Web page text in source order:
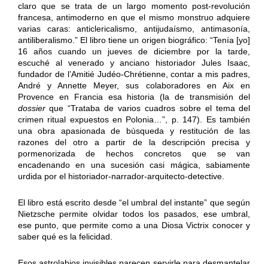
claro que se trata de un largo momento post-revolución
francesa, antimoderno en que el mismo monstruo adquiere
varias caras: anticlericalismo, antijudaísmo, antimasonía,
antiliberalismo.” El libro tiene un origen biográfico: “Tenía [yo]
16 años cuando un jueves de diciembre por la tarde,
escuché al venerado y anciano historiador Jules Isaac,
fundador de l’Amitié Judéo-Chrétienne, contar a mis padres,
André y Annette Meyer, sus colaboradores en Aix en
Provence en Francia esa historia (la de transmisión del
dossierque “Trataba de varios cuadros sobre el tema del
crimen ritual expuestos en Polonia…”, p. 147). Es también
una obra apasionada de búsqueda y restitución de las
razones del otro a partir de la descripción precisa y
pormenorizada de hechos concretos que se van
encadenando en una sucesión casi mágica, sabiamente
urdida por el historiador-narrador-arquitecto-detective.
El libro está escrito desde “el umbral del instante” que según
Nietzsche permite olvidar todos los pasados, ese umbral,
ese punto, que permite como a una Diosa Victrix conocer y
saber qué es la felicidad.